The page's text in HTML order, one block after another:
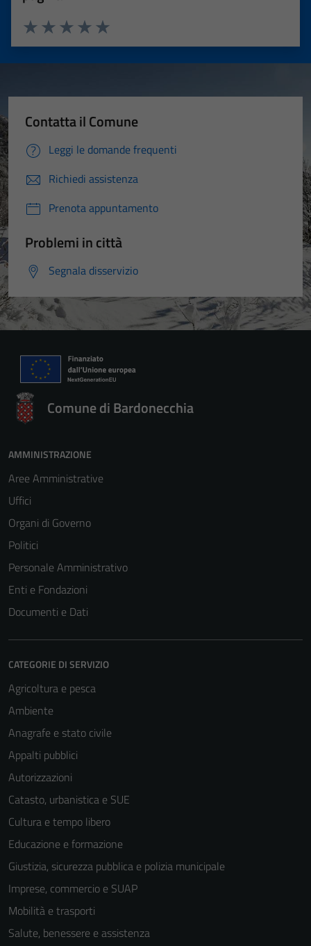
Valuta 5 stelle su 5
Valuta 4 stelle su 5
Valuta 3 stelle su 5
Valuta 2 stelle su 5
Valuta 1 stelle su 5
Contatta il Comune
Leggi le domande frequenti
Richiedi assistenza
Prenota appuntamento
Problemi in città
Segnala disservizio
Comune di Bardonecchia
AMMINISTRAZIONE
Aree Amministrative
Uffici
Organi di Governo
Politici
Personale Amministrativo
Enti e Fondazioni
Documenti e Dati
CATEGORIE DI SERVIZIO
Agricoltura e pesca
Ambiente
Anagrafe e stato civile
Appalti pubblici
Autorizzazioni
Catasto, urbanistica e SUE
Cultura e tempo libero
Educazione e formazione
Giustizia, sicurezza pubblica e polizia municipale
Imprese, commercio e SUAP
Mobilità e trasporti
Salute, benessere e assistenza